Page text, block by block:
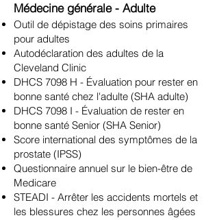
Médecine générale - Adulte
Outil de dépistage des soins primaires
pour adultes
Autodéclaration des adultes de la
Cleveland Clinic
DHCS 7098 H - Évaluation pour rester en
bonne santé chez l'adulte (SHA adulte)
DHCS 7098 I - Évaluation de rester en
bonne santé Senior (SHA Senior)
Score international des symptômes de la
prostate (IPSS)
Questionnaire annuel sur le bien-être de
Medicare
STEADI - Arrêter les accidents mortels et
les blessures chez les personnes âgées